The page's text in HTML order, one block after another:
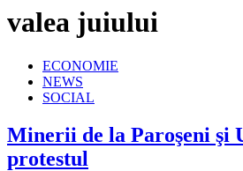
valea juiului
ECONOMIE
NEWS
SOCIAL
Minerii de la Paroşeni şi
protestul